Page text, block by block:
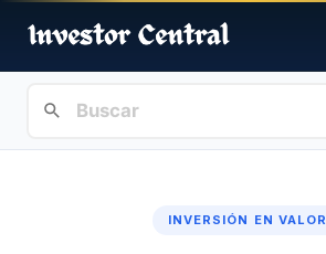
INVERSIÓN EN VALOR